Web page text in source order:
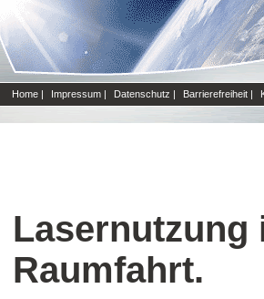
Home | Impressum | Datenschutz | Barrierefreiheit |
Lasernutzung
Raumfahrt.